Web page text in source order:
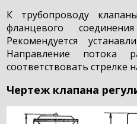
К трубопроводу
фланцевого
Рекомендуется
Направление потока
соответствовать стрелке
Чертеж клапана